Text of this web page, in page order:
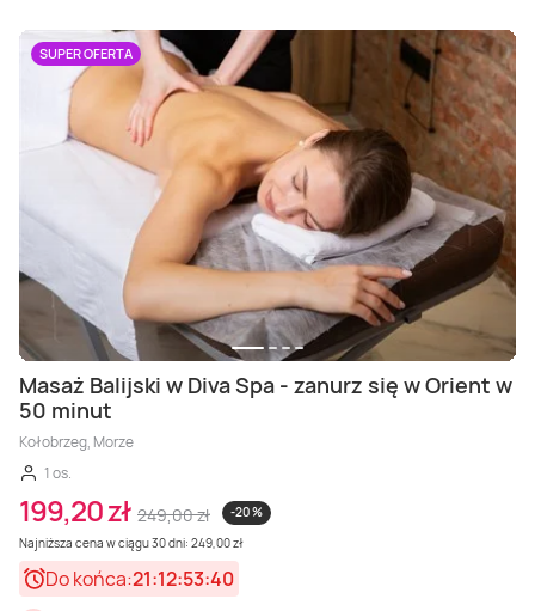
SUPER OFERTA
Masaż Balijski w Diva Spa - zanurz się w Orient w
50 minut
Kołobrzeg, Morze
1 os.
199,20 zł 249,00 zł
-20 %
Najniższa cena w ciągu 30 dni: 249,00 zł
Do końca:21:12:53:38